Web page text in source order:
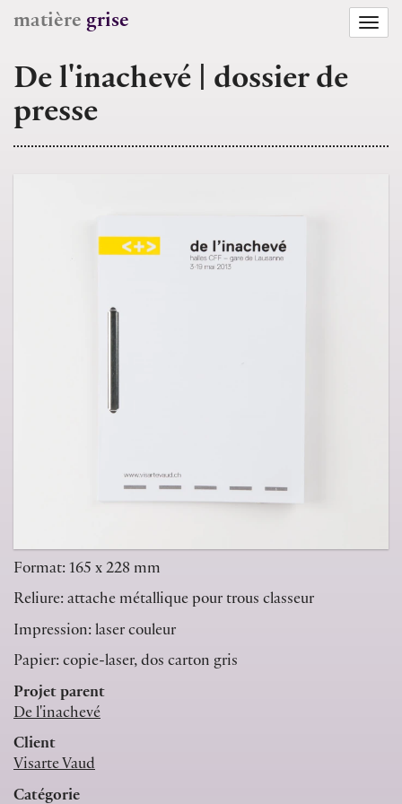
matière grise
De l'inachevé | dossier de
presse
Format: 165 x 228 mm
Reliure: attache métallique pour trous classeur
Impression: laser couleur
Papier: copie-laser, dos carton gris
Projet parent
De l'inachevé
Client
Visarte Vaud
Catégorie